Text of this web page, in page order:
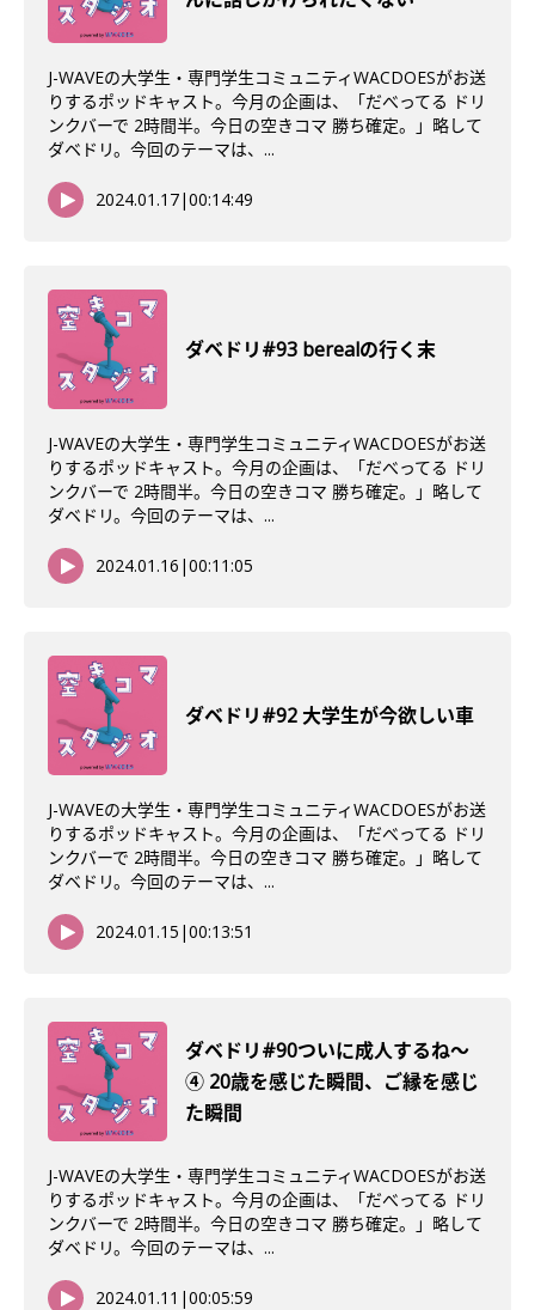
J-WAVEの大学生・専門学生コミュニティWACDOESがお送
りするポッドキャスト。今月の企画は、「だべってる ドリ
ンクバーで 2時間半。今日の空きコマ 勝ち確定。」略して
ダベドリ。今回のテーマは、...
2024.01.17|00:14:49
ダベドリ#93 berealの行く末
J-WAVEの大学生・専門学生コミュニティWACDOESがお送
りするポッドキャスト。今月の企画は、「だべってる ドリ
ンクバーで 2時間半。今日の空きコマ 勝ち確定。」略して
ダベドリ。今回のテーマは、...
2024.01.16 |00:11:05
ダベドリ#92 大学生が今欲しい車
J-WAVEの大学生・専門学生コミュニティWACDOESがお送
りするポッドキャスト。今月の企画は、「だべってる ドリ
ンクバーで 2時間半。今日の空きコマ 勝ち確定。」略して
ダベドリ。今回のテーマは、...
2024.01.15 |00:13:51
ダベドリ#90ついに成人するね〜
④ 20歳を感じた瞬間、ご縁を感じ
た瞬間
J-WAVEの大学生・専門学生コミュニティWACDOESがお送
りするポッドキャスト。今月の企画は、「だべってる ドリ
ンクバーで 2時間半。今日の空きコマ 勝ち確定。」略して
ダベドリ。今回のテーマは、...
2024.01.11 |00:05:59